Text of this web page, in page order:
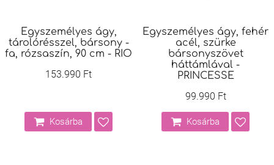
Egyszemélyes ágy,
tárolórésszel, bársony -
fa, rózsaszín, 90 cm - RIO
153.990 Ft
Kosárba
Egyszemélyes ágy, fehér
acél, szürke
bársonyszövet
háttámlával -
PRINCESSE
99.990 Ft
Kosárba